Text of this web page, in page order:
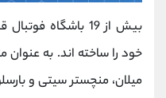
بیش از 19 باشگاه
خود را ساخته اند. به
میلان، منچستر سیتی و